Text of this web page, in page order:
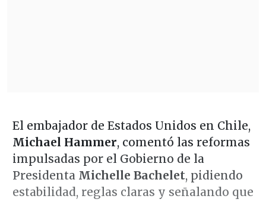
El embajador de Estados Unidos en Chile,
Michael Hammer, comentó las reformas
impulsadas por el Gobierno de la
Presidenta Michelle Bachelet, pidiendo
estabilidad, reglas claras y señalando que